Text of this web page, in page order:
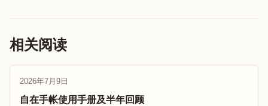
相关阅读
2026年7月9日
自在手帐使用手册及半年回顾